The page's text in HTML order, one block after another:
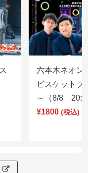
六本木ネオン
ビスケットブ
～（8/8
¥1800 (税込)